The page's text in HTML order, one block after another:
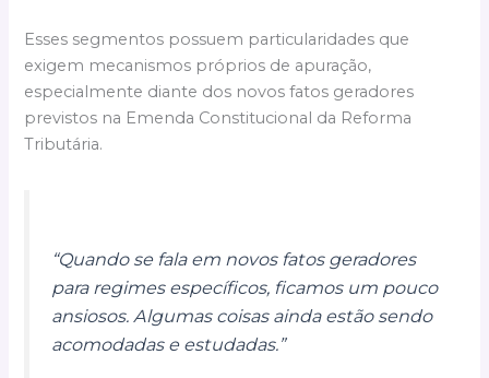
Esses segmentos possuem particularidades que
exigem mecanismos próprios de apuração,
especialmente diante dos novos fatos geradores
previstos na Emenda Constitucional da Reforma
Tributária.
“Quando se fala em novos fatos geradores
para regimes específicos, ficamos um pouco
ansiosos. Algumas coisas ainda estão sendo
acomodadas e estudadas.”